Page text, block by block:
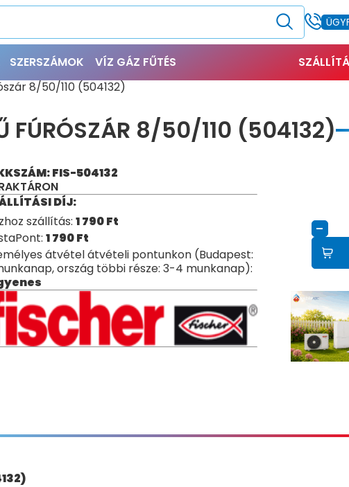
SZERSZÁMOK VÍZ GÁZ FŰTÉS
8/50/110 (504132)
FÚRÓSZÁR 8/50/110 (504132)
FIS-504132
DÍJ:
szállítás: 1 790Ft
1 790Ft
átvétel átvételi pontunkon (Budapest:
ország többi része: 3-4 munkanap):
–